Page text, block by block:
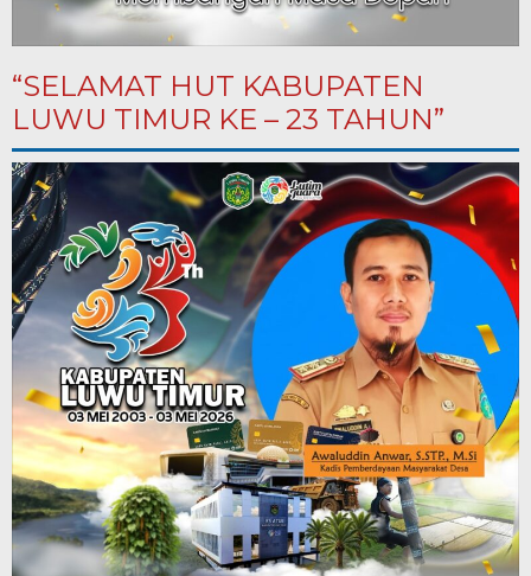
“SELAMAT HUT KABUPATEN
LUWU TIMUR KE – 23 TAHUN”